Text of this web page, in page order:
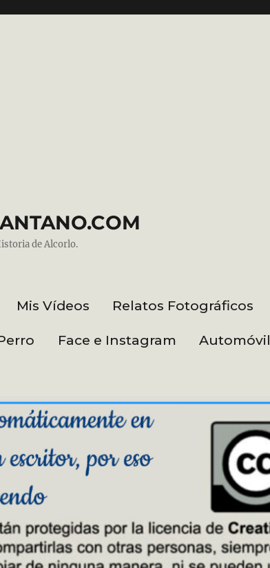
de Alcorlo.
Mis Vídeos Relatos Fotográficos
Face e Instagram Automóvil